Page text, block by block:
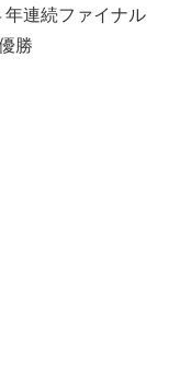
年連続ファイナル
勝